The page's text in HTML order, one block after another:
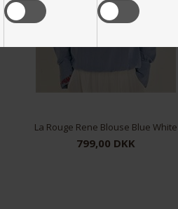
La Rouge Rene Blouse Blue White
799,00 DKK